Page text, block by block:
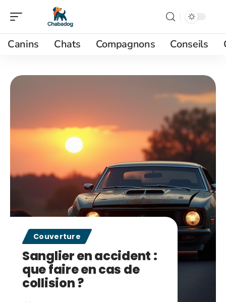
Canins Chats Compagnons Conseils
Couverture
Sanglier en accident :
que faire en cas de
collision ?